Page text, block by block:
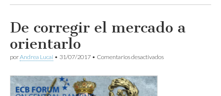
De corregir el mercado a
orientarlo
porAndrea Lucai • 31/07/2017 • Comentarios desactivadosen